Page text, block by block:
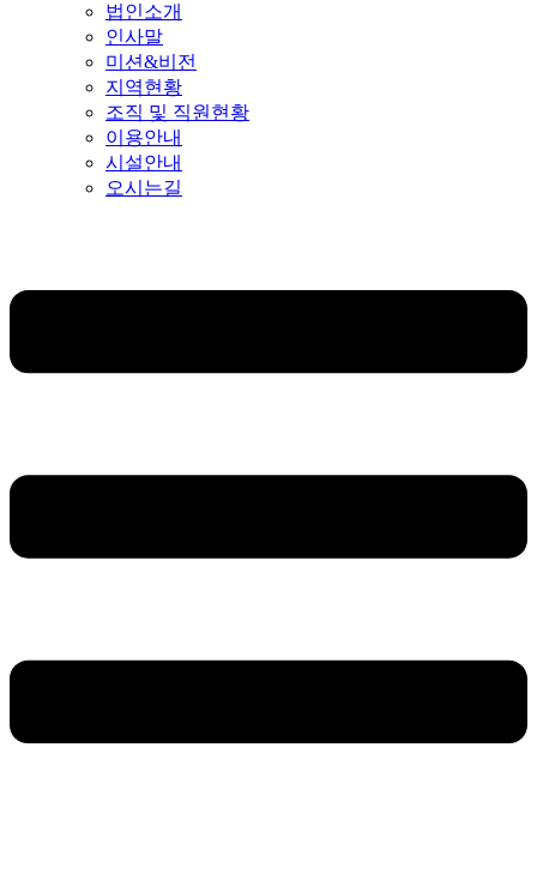
법인소개
인사말
미션&비전
지역현황
조직 및 직원현황
이용안내
시설안내
오시는길